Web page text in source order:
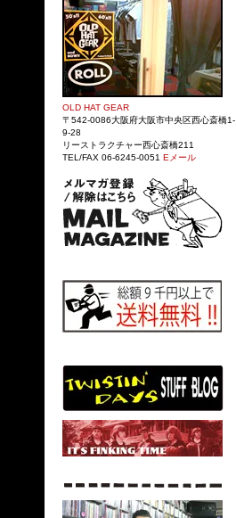
OLD HAT GEAR
〒542-0086大阪府大阪市中央区西心斎橋1-
9-28
リーストラクチャー西心斎橋211
TEL/FAX 06-6245-0051 Eメール